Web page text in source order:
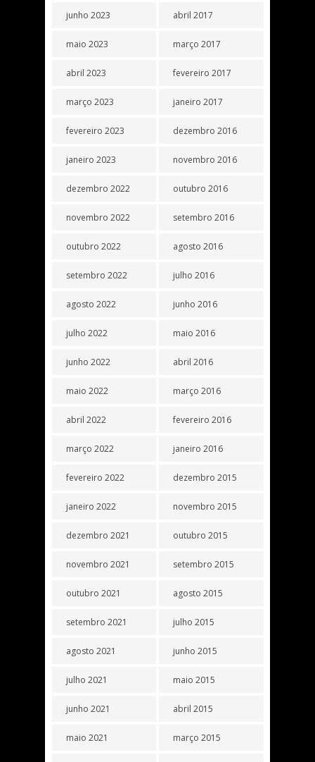
junho 2023
maio 2023
abril 2023
março 2023
fevereiro 2023
janeiro 2023
dezembro 2022
novembro 2022
outubro 2022
setembro 2022
agosto 2022
julho 2022
junho 2022
maio 2022
abril 2022
março 2022
fevereiro 2022
janeiro 2022
dezembro 2021
novembro 2021
outubro 2021
setembro 2021
agosto 2021
julho 2021
junho 2021
maio 2021
abril 2017
março 2017
fevereiro 2017
janeiro 2017
dezembro 2016
novembro 2016
outubro 2016
setembro 2016
agosto 2016
julho 2016
junho 2016
maio 2016
abril 2016
março 2016
fevereiro 2016
janeiro 2016
dezembro 2015
novembro 2015
outubro 2015
setembro 2015
agosto 2015
julho 2015
junho 2015
maio 2015
abril 2015
março 2015